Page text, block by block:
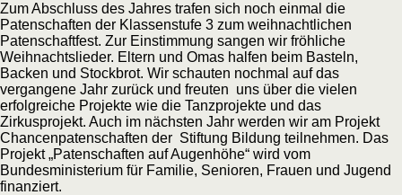
Zum Abschluss des Jahres trafen sich noch einmal die
Patenschaften der Klassenstufe 3 zum weihnachtlichen
Patenschaftfest. Zur Einstimmung sangen wir fröhliche
Weihnachtslieder. Eltern und Omas halfen beim Basteln,
Backen und Stockbrot. Wir schauten nochmal auf das
vergangene Jahr zurück und freuten uns über die vielen
erfolgreiche Projekte wie die Tanzprojekte und das
Zirkusprojekt. Auch im nächsten Jahr werden wir am Projekt
Chancenpatenschaften der Stiftung Bildung teilnehmen. Das
Projekt „Patenschaften auf Augenhöhe“ wird vom
Bundesministerium für Familie, Senioren, Frauen und Jugend
finanziert.